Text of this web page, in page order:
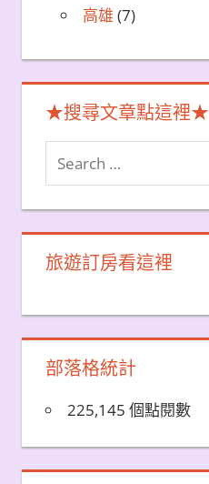
高雄 (7)
★搜尋文章點這裡★
Search
for:
旅遊訂房看這裡
部落格統計
225,145 個點閱數